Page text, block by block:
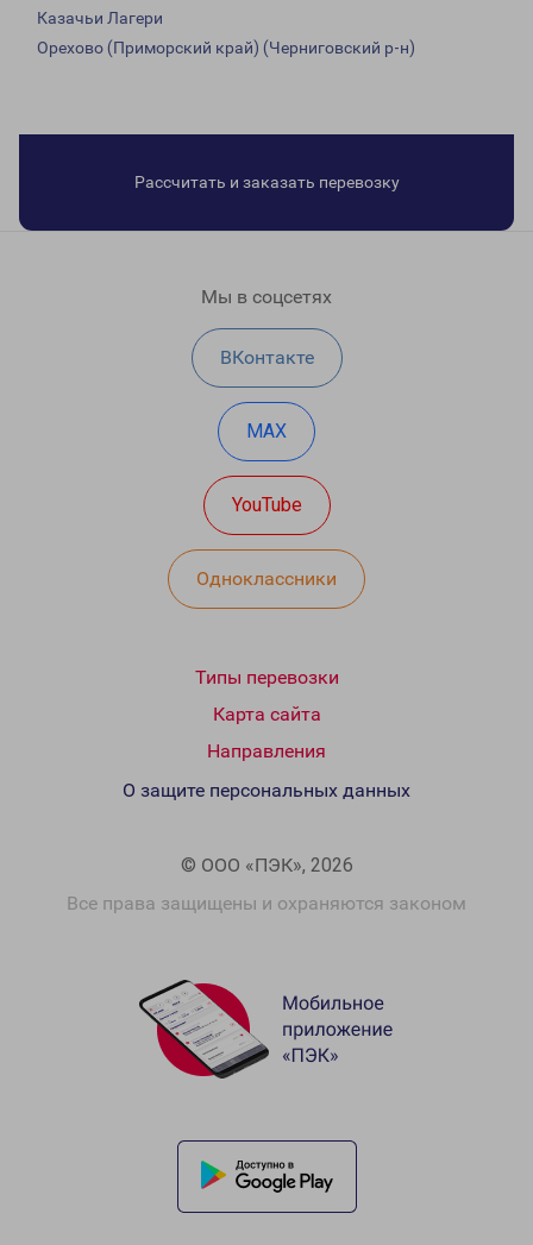
Казачьи Лагери
Орехово (Приморский край) (Черниговский р-н)
Рассчитать и заказать перевозку
Мы в соцсетях
ВКонтакте
MAX
YouTube
Одноклассники
Типы перевозки
Карта сайта
Направления
© ООО «ПЭК», 2026
Все права защищены и охраняются законом
О защите персональных данных